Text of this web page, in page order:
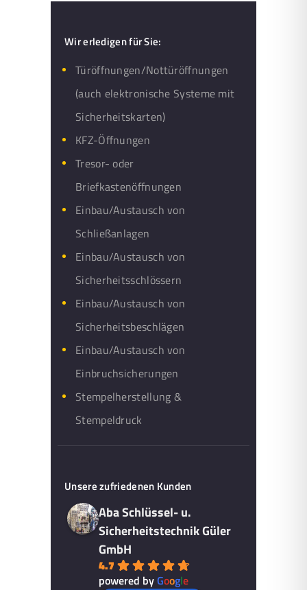
Wir erledigen für Sie:
Türöffnungen/Nottüröffnungen
(auch elektronische Systeme mit
Sicherheitskarten)
KFZ-Öffnungen
Tresor- oder
Briefkastenöffnungen
Einbau/Austausch von
Schließanlagen
Einbau/Austausch von
Sicherheitsschlössern
Einbau/Austausch von
Sicherheitsbeschlägen
Einbau/Austausch von
Einbruchsicherungen
Stempelherstellung &
Stempeldruck
Unsere zufriedenen Kunden
Aba Schlüssel- u.
Sicherheitstechnik Güler
GmbH
4.7
powered byGoogle